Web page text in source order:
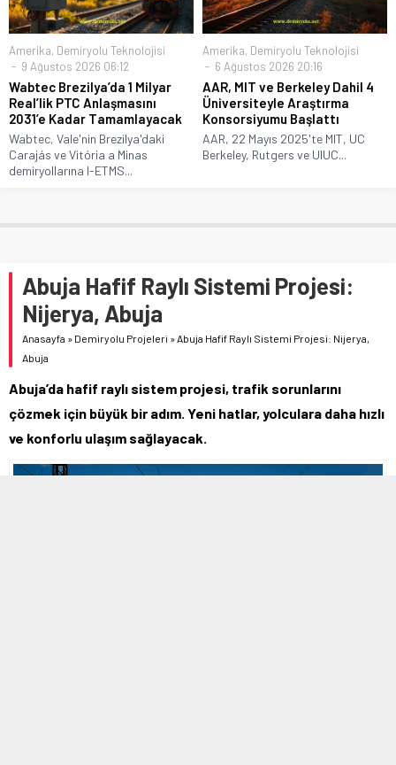
Amerika, Demiryolu Teknolojisi
9 Ağustos 2026 06:12
Wabtec Brezilya’da 1 Milyar
Real’lik PTC Anlaşmasını
2031’e Kadar Tamamlayacak
Wabtec, Vale'nin Brezilya'daki
Carajás ve Vitória a Minas
demiryollarına I-ETMS...
Amerika, Demiryolu Teknolojisi
6 Ağustos 2026 20:16
AAR, MIT ve Berkeley Dahil 4
Üniversiteyle Araştırma
Konsorsiyumu Başlattı
AAR, 22 Mayıs 2025'te MIT, UC
Berkeley, Rutgers ve UIUC...
Abuja Hafif Raylı Sistemi Projesi:
Nijerya, Abuja
Anasayfa » Demiryolu Projeleri »Abuja Hafif Raylı Sistemi Projesi: Nijerya,
Abuja
Abuja’da hafif raylı sistem projesi, trafik sorunlarını
çözmek için büyük bir adım. Yeni hatlar, yolculara daha hızlı
ve konforlu ulaşım sağlayacak.